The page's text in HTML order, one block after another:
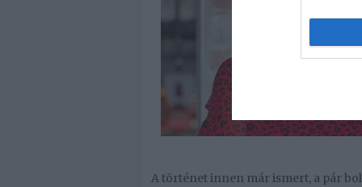
A történet innen már ismert, a pár